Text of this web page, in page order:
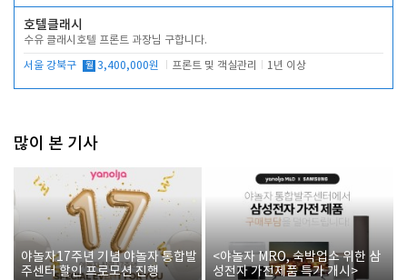
호텔클래시
수유 클래시호텔 프론트 과장님 구합니다.
서울 강북구 월 3,400,000원 프론트 및 객실관리 1년 이상
많이 본 기사
야놀자17주년 기념 야놀자 통합발
주센터 할인 프로모션 진행
<야놀자 MRO, 숙박업소 위한 삼
성전자 가전제품 특가 개시>